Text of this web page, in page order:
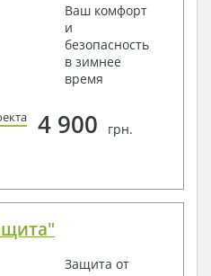
Ваш комфорт
и
безопасность
в зимнее
время
4 900 грн.
Защита от